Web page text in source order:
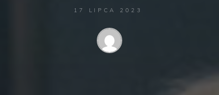
17 LIPCA 2023